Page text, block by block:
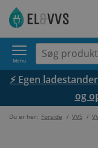
Menu
⚡ Egen
og
Du er her: Forside / VVS /